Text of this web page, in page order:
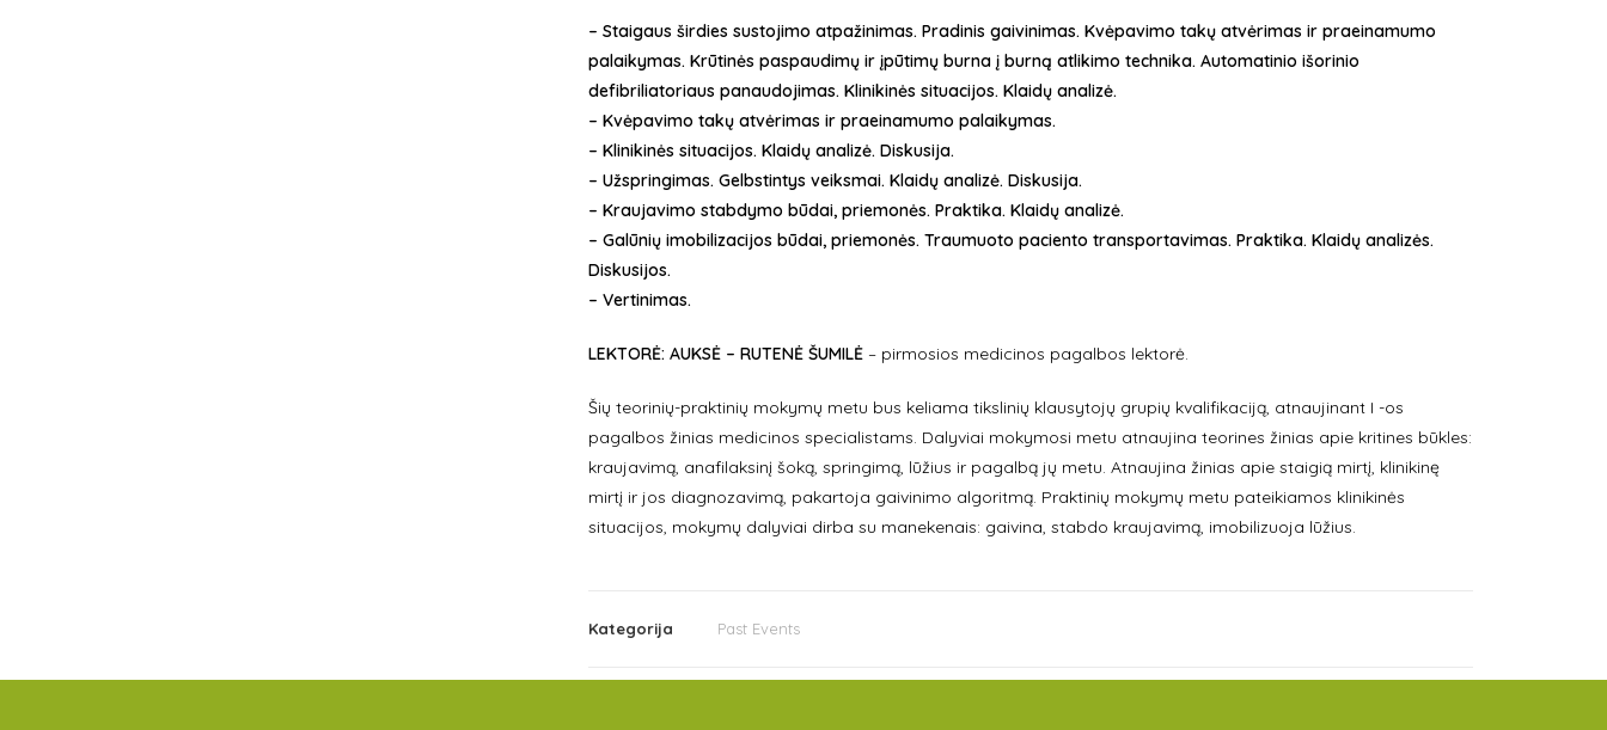
– Staigaus širdies sustojimo atpažinimas. Pradinis gaivinimas. Kvėpavimo takų atvėrimas ir praeinamumo
palaikymas. Krūtinės paspaudimų ir įpūtimų burna į burną atlikimo technika. Automatinio išorinio
defibriliatoriaus panaudojimas. Klinikinės situacijos. Klaidų analizė.
– Kvėpavimo takų atvėrimas ir praeinamumo palaikymas.
– Klinikinės situacijos. Klaidų analizė. Diskusija.
– Užspringimas. Gelbstintys veiksmai. Klaidų analizė. Diskusija.
– Kraujavimo stabdymo būdai, priemonės. Praktika. Klaidų analizė.
– Galūnių imobilizacijos būdai, priemonės. Traumuoto paciento transportavimas. Praktika. Klaidų analizės.
Diskusijos.
– Vertinimas.
LEKTORĖ: AUKSĖ – RUTENĖ ŠUMILĖ – pirmosios medicinos pagalbos lektorė.
Šių teorinių-praktinių mokymų metu bus keliama tikslinių klausytojų grupių kvalifikaciją, atnaujinant I -os
pagalbos žinias medicinos specialistams. Dalyviai mokymosi metu atnaujina teorines žinias apie kritines būkles:
kraujavimą, anafilaksinį šoką, springimą, lūžius ir pagalbą jų metu. Atnaujina žinias apie staigią mirtį, klinikinę
mirtį ir jos diagnozavimą, pakartoja gaivinimo algoritmą. Praktinių mokymų metu pateikiamos klinikinės
situacijos, mokymų dalyviai dirba su manekenais: gaivina, stabdo kraujavimą, imobilizuoja lūžius.
Kategorija Past Events